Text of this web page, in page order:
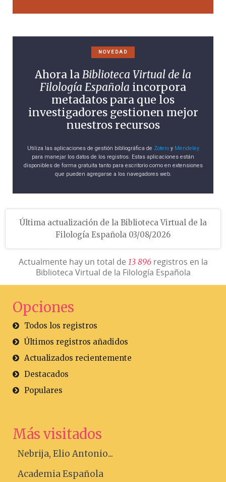
NOVEDAD
Ahora laBiblioteca Virtual de la
Filología Española incorpora
metadatos para que los
investigadores gestionen mejor
nuestros recursos
Utiliza las aplicaciones de gestión bibliográfica de Zoteroy Mendeley
para manejar los datos de los registros. Estas aplicaciones están
disponibles de forma gratuita tanto para escritorio como en extensiones
que pueden agregarse a los navegadores web.
Última actualización de la Biblioteca Virtual de la
Filología Española 03/08/2026
Actualmente hay un total de 13 896registros en la
Biblioteca Virtual de la Filología Española
Opciones
Todos los registros
Últimos registros añadidos
Actualizados recientemente
Destacados
Populares
Más visitados
Nebrija, Elio Antonio...
Academia Española